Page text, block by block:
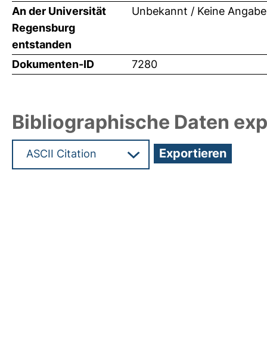
An der Universität
Regensburg
entstanden
Unbekannt / Keine Angabe
Dokumenten-ID 7280
Bibliographische Daten